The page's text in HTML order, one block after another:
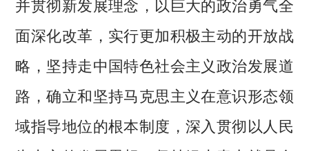
面深化改革，实行更加积极主动的开放战
略，坚持走中国特色社会主义政治发展道
路，确立和坚持马克思主义在意识形态领
域指导地位的根本制度，深入贯彻以人民